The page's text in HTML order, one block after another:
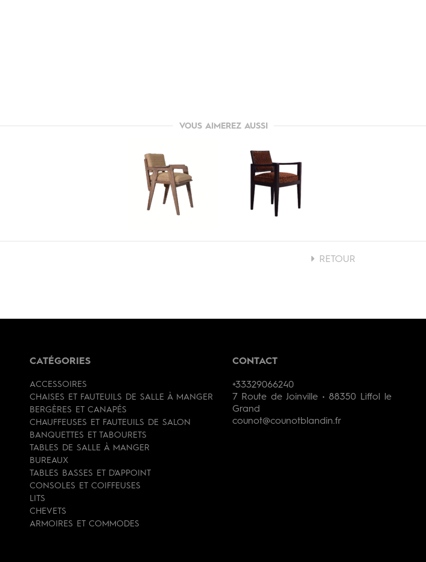
VOUS AIMEREZ AUSSI
RETOUR
CATÉGORIES
ACCESSOIRES
CHAISES ET FAUTEUILS DE SALLE À MANGER
BERGÈRES ET CANAPÉS
CHAUFFEUSES ET FAUTEUILS DE SALON
BANQUETTES ET TABOURETS
TABLES DE SALLE À MANGER
BUREAUX
TABLES BASSES ET D'APPOINT
CONSOLES ET COIFFEUSES
LITS
CHEVETS
ARMOIRES ET COMMODES
CONTACT
+33329066240
7 Route de Joinville • 88350 Liffol le
Grand
counot@counotblandin.fr